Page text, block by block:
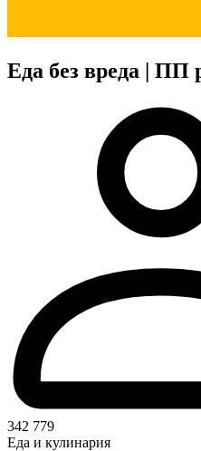
Еда без вреда | ПП
342 779
Еда и кулинария